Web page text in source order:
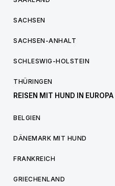
SACHSEN
SACHSEN-ANHALT
SCHLESWIG-HOLSTEIN
THÜRINGEN
REISEN MIT HUND IN EUROPA
BELGIEN
DÄNEMARK MIT HUND
FRANKREICH
GRIECHENLAND